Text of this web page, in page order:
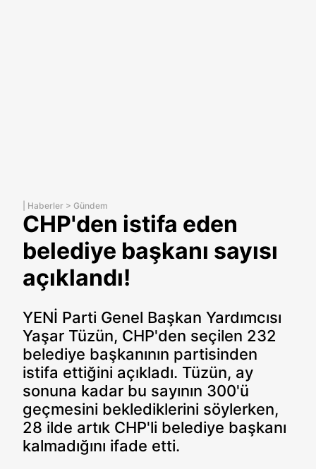
Haberler > Gündem
CHP'den istifa eden
belediye başkanı sayısı
açıklandı!
YENİ Parti Genel Başkan Yardımcısı
Yaşar Tüzün, CHP'den seçilen 232
belediye başkanının partisinden
istifa ettiğini açıkladı. Tüzün, ay
sonuna kadar bu sayının 300'ü
geçmesini beklediklerini söylerken,
28 ilde artık CHP'li belediye başkanı
kalmadığını ifade etti.